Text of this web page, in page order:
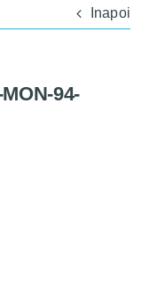
Inapoi
94-